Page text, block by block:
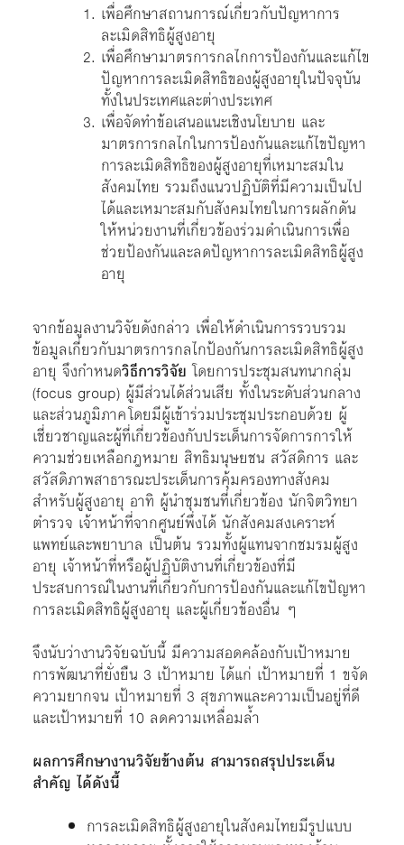
เพื่อศึกษาสถานการณ์เกี่ยวกับปัญหาการ
ละเมิดสิทธิผู้สูงอายุ
เพื่อศึกษามาตรการกลไกการป้องกันและแก้ไข
ปัญหาการละเมิดสิทธิของผู้สูงอายุในปัจจุบัน
ทั้งในประเทศและต่างประเทศ
เพื่อจัดทำข้อเสนอแนะเชิงนโยบาย และ
มาตรการกลไกในการป้องกันและแก้ไขปัญหา
การละเมิดสิทธิของผู้สูงอายุที่เหมาะสมใน
สังคมไทย รวมถึงแนวปฏิบัติที่มีความเป็นไป
ได้และเหมาะสมกับสังคมไทยในการผลักดัน
ให้หน่วยงานที่เกี่ยวข้องร่วมดำเนินการเพื่อ
ช่วยป้องกันและลดปัญหาการละเมิดสิทธิผู้สูง
อายุ
จากข้อมูลงานวิจัยดังกล่าว เพื่อให้ดำเนินการรวบรวม
ข้อมูลเกี่ยวกับมาตรการกลไกป้องกันการละเมิดสิทธิผู้สูง
อายุ จึงกำหนดวิธีการวิจัย โดยการประชุมสนทนากลุ่ม
(focus group) ผู้มีส่วนได้ส่วนเสีย ทั้งในระดับส่วนกลาง
และส่วนภูมิภาค โดยมีผู้เข้าร่วมประชุมประกอบด้วย ผู้
เชี่ยวชาญและผู้ที่เกี่ยวข้องกับประเด็นการจัดการการให้
ความช่วยเหลือกฎหมาย สิทธิมนุษยชน สวัสดิการ และ
สวัสดิภาพสาธารณะประเด็นการคุ้มครองทางสังคม
สำหรับผู้สูงอายุ อาทิ ผู้นำชุมชนที่เกี่ยวข้อง นักจิตวิทยา
ตำรวจ เจ้าหน้าที่จากศูนย์พึ่งได้ นักสังคมสงเคราะห์
แพทย์และพยาบาล เป็นต้น รวมทั้งผู้แทนจากชมรมผู้สูง
อายุ เจ้าหน้าที่หรือผู้ปฏิบัติงานที่เกี่ยวข้องที่มี
ประสบการณ์ในงานที่เกี่ยวกับการป้องกันและแก้ไขปัญหา
การละเมิดสิทธิผู้สูงอายุ และผู้เกี่ยวข้องอื่น ๆ
จึงนับว่างานวิจัยฉบับนี้ มีความสอดคล้องกับเป้าหมาย
การพัฒนาที่ยั่งยืน 3 เป้าหมาย ได้แก่ เป้าหมายที่ 1 ขจัด
ความยากจน เป้าหมายที่ 3 สุขภาพและความเป็นอยู่ที่ดี
และเป้าหมายที่ 10 ลดความเหลื่อมล้ำ
ผลการศึกษางานวิจัยข้างต้น สามารถสรุปประเด็น
สำคัญ ได้ดังนี้
การละเมิดสิทธิผู้สูงอายุในสังคมไทยมีรูปแบบ